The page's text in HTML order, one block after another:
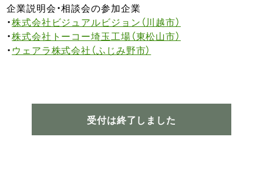
企業説明会・相談会の参加企業
・株式会社ビジュアルビジョン（川越市）
・株式会社トーコー埼玉工場（東松山市）
・ ウェアラ株式会社（ふじみ野市）
受付は終了しました